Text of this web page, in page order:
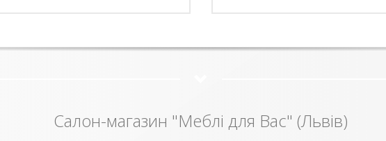
будь-якому сучасному інтер’єрі і в будь-
незвичайним.
Салон-магазин "Меблі для Вас" (Львів)